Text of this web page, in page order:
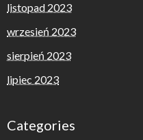
listopad 2023
wrzesień 2023
sierpień 2023
lipiec 2023
Categories